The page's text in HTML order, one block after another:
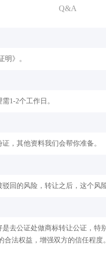
Q&A
明》。
1-2个工作日。
，其他资料我们会帮你准备。
回的风险，转让之后，这个风
去公证处做商标转让公证，
法权益，增强双方的信任程度。